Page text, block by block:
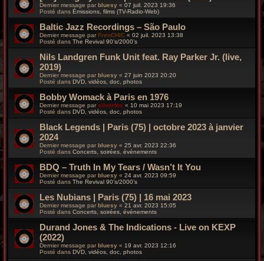
Dernier message par bluesy « 07 juil. 2023 19:36
Posté dans Émissions, films (TV-Radio-Web)
Baltic Jazz Recordings – São Paulo
Dernier message parFrenCHIC « 02 juil. 2023 13:38
Posté dans The Revival 90’s/2000’s
Nils Landgren Funk Unit feat. Ray Parker Jr. (live,
2019)
Dernier message par bluesy « 27 juin 2023 20:20
Posté dans DVD, vidéos, doc, photos
Bobby Womack à Paris en 1976
Dernier message parsilverfox « 10 mai 2023 17:19
Posté dans DVD, vidéos, doc, photos
Black Legends | Paris (75) | octobre 2023 à janvier
2024
Dernier message par bluesy « 25 avr. 2023 22:36
Posté dans Concerts, soirées, événements
BDQ – Truth In My Tears / Wasn’t It You
Dernier message parbluesy « 24 avr. 2023 09:59
Posté dans The Revival 90’s/2000’s
Les Nubians | Paris (75) | 16 mai 2023
Dernier message par bluesy « 21 avr. 2023 15:05
Posté dans Concerts, soirées, événements
Durand Jones & The Indications - Live on KEXP
(2022)
Dernier message par bluesy « 19 avr. 2023 12:16
Posté dans DVD, vidéos, doc, photos